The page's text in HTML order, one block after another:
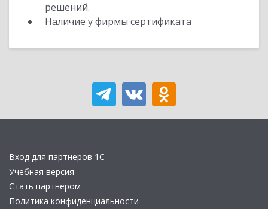
решений.
Наличие у фирмы сертификата
Вход для партнеров 1С
Учебная версия
Стать партнером
Политика конфиденциальности